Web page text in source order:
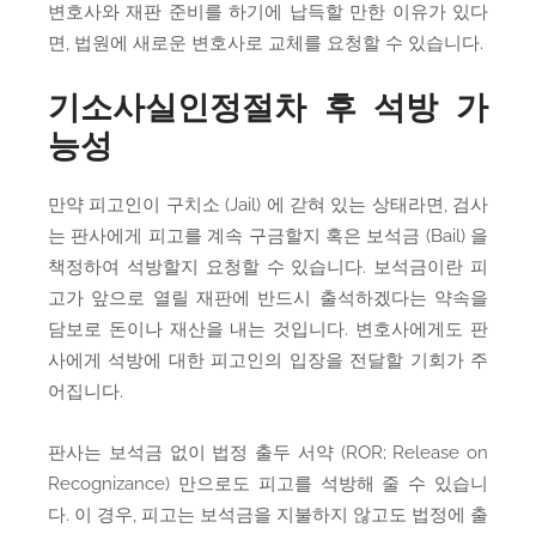
변호사와 재판 준비를 하기에 납득할 만한 이유가 있다
면, 법원에 새로운 변호사로 교체를 요청할 수 있습니다.
기소사실인정절차 후 석방 가
능성
만약 피고인이 구치소 (Jail) 에 갇혀 있는 상태라면, 검사
는 판사에게 피고를 계속 구금할지 혹은 보석금 (Bail) 을
책정하여 석방할지 요청할 수 있습니다. 보석금이란 피
고가 앞으로 열릴 재판에 반드시 출석하겠다는 약속을
담보로 돈이나 재산을 내는 것입니다. 변호사에게도 판
사에게 석방에 대한 피고인의 입장을 전달할 기회가 주
어집니다.
판사는 보석금 없이 법정 출두 서약 (ROR; Release on
Recognizance) 만으로도 피고를 석방해 줄 수 있습니
다. 이 경우, 피고는 보석금을 지불하지 않고도 법정에 출